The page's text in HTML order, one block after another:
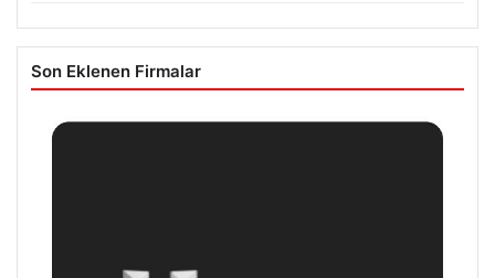
Son Eklenen Firmalar